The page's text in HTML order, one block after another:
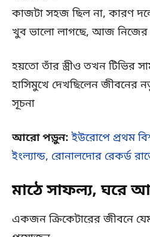
কাজটা সহজ ছিল না, কারণ
খুব ভালো লাগছে, আজ নিজের
হয়তো তাঁর স্ত্রীও তখন টিভির
হাসিমুখে দেখছিলেন জীবনের
সূচনা
আরো পড়ুন: ইউরোপে প্রথম
ইংল্যান্ড, রোনালদোর রেকর্ড
মাঠে সাফল্য, ঘরে
একজন ক্রিকেটারের জীবনে